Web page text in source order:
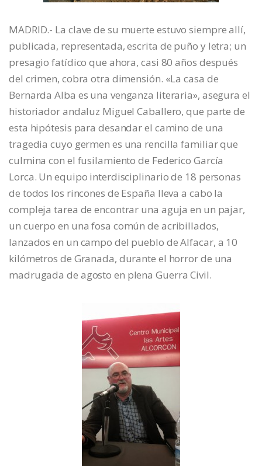
MADRID.- La clave de su muerte estuvo siempre allí,
publicada, representada, escrita de puño y letra; un
presagio fatídico que ahora, casi 80 años después
del crimen, cobra otra dimensión. «La casa de
Bernarda Alba es una venganza literaria», asegura el
historiador andaluz Miguel Caballero, que parte de
esta hipótesis para desandar el camino de una
tragedia cuyo germen es una rencilla familiar que
culmina con el fusilamiento de Federico García
Lorca. Un equipo interdisciplinario de 18 personas
de todos los rincones de España lleva a cabo la
compleja tarea de encontrar una aguja en un pajar,
un cuerpo en una fosa común de acribillados,
lanzados en un campo del pueblo de Alfacar, a 10
kilómetros de Granada, durante el horror de una
madrugada de agosto en plena Guerra Civil.